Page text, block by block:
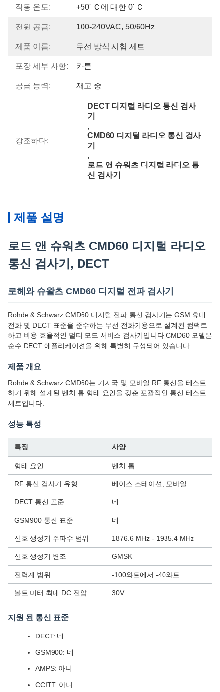
작동 온도: +50' Ｃ에 대한 0' Ｃ
전원 공급: 100-240VAC, 50/60Hz
제품 이름: 무선 방식 시험 세트
포장 세부 사항: 카튼
공급 능력: 재고 중
강조하다:
DECT 디지털 라디오 통신 검사
기
,
CMD60 디지털 라디오 통신 검사
기
,
로드 앤 슈워츠 디지털 라디오 통
신 검사기
제품 설명
로드 앤 슈워츠 CMD60 디지털 라디오
통신 검사기, DECT
로헤와 슈왈츠 CMD60 디지털 전파 검사기
Rohde & Schwarz CMD60 디지털 전파 통신 검사기는 GSM 휴대
전화 및 DECT 표준을 준수하는 무선 전화기용으로 설계된 컴팩트
하고 비용 효율적인 멀티 모드 서비스 검사기입니다.CMD60 모델은
순수 DECT 애플리케이션을 위해 특별히 구성되어 있습니다..
제품 개요
Rohde & Schwarz CMD60는 기지국 및 모바일 RF 통신을 테스트
하기 위해 설계된 벤치 톱 형태 요인을 갖춘 포괄적인 통신 테스트
세트입니다.
성능 특성
특징 사양
형태 요인 벤치 톱
RF 통신 검사기 유형 베이스 스테이션, 모바일
DECT 통신 표준 네
GSM900 통신 표준 네
신호 생성기 주파수 범위 1876.6 MHz - 1935.4 MHz
신호 생성기 변조 GMSK
전력계 범위 -100와트에서 -40와트
볼트 미터 최대 DC 전압 30V
지원 된 통신 표준
DECT: 네
GSM900: 네
AMPS: 아니
CCITT: 아니